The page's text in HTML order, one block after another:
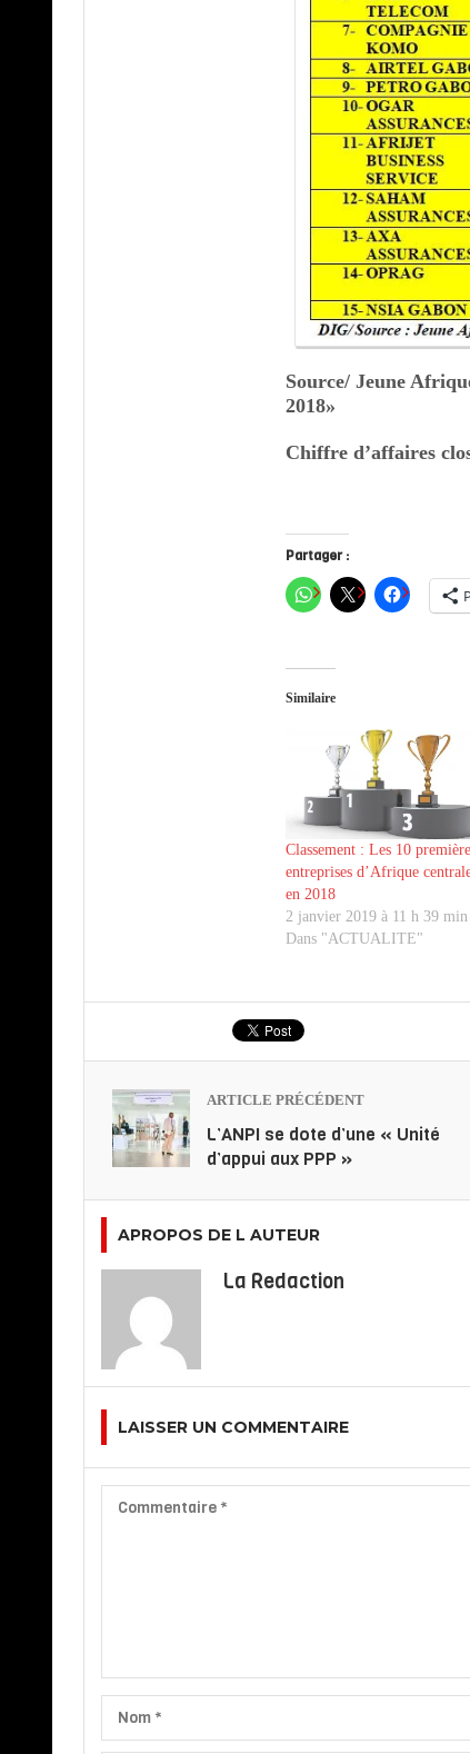
Source/ Jeune
2018»
Chiffre d’affaires
Partager :
Similaire
Classement : Les 10
entreprises d’Afrique
en 2018
2 janvier 2019 à 11 h 39 min
Dans "ACTUALITE"
ARTICLE PRÉCÉDENT
L’ANPI se dote d’une « Unité
d’appui aux PPP »
APROPOS DE L AUTEUR
La Redaction
LAISSER UN COMMENTAIRE